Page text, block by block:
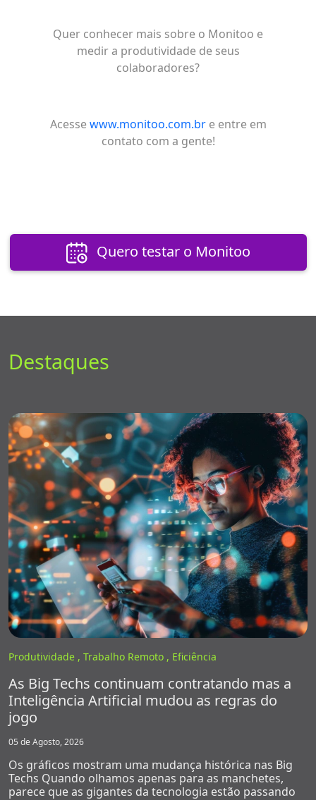
Quer conhecer mais sobre o Monitoo e
medir a produtividade de seus
colaboradores?
Acessewww.monitoo.com.bre entre em
contato com a gente!
Quero testar o Monitoo
Destaques
Produtividade , Trabalho Remoto , Eficiência
As Big Techs continuam contratando mas a
Inteligência Artificial mudou as regras do
jogo
05 de Agosto, 2026
Os gráficos mostram uma mudança histórica nas Big
Techs Quando olhamos apenas para as manchetes,
parece que as gigantes da tecnologia estão passando